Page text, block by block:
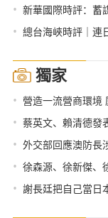
• 新華國際時評：蓄
• 總台海峽時評｜連日
獨家
• 營造一流營商環境
• 蔡英文、賴清德發
• 外交部回應澳防長
• 徐森源、徐新傑、
• 謝長廷把自己當日